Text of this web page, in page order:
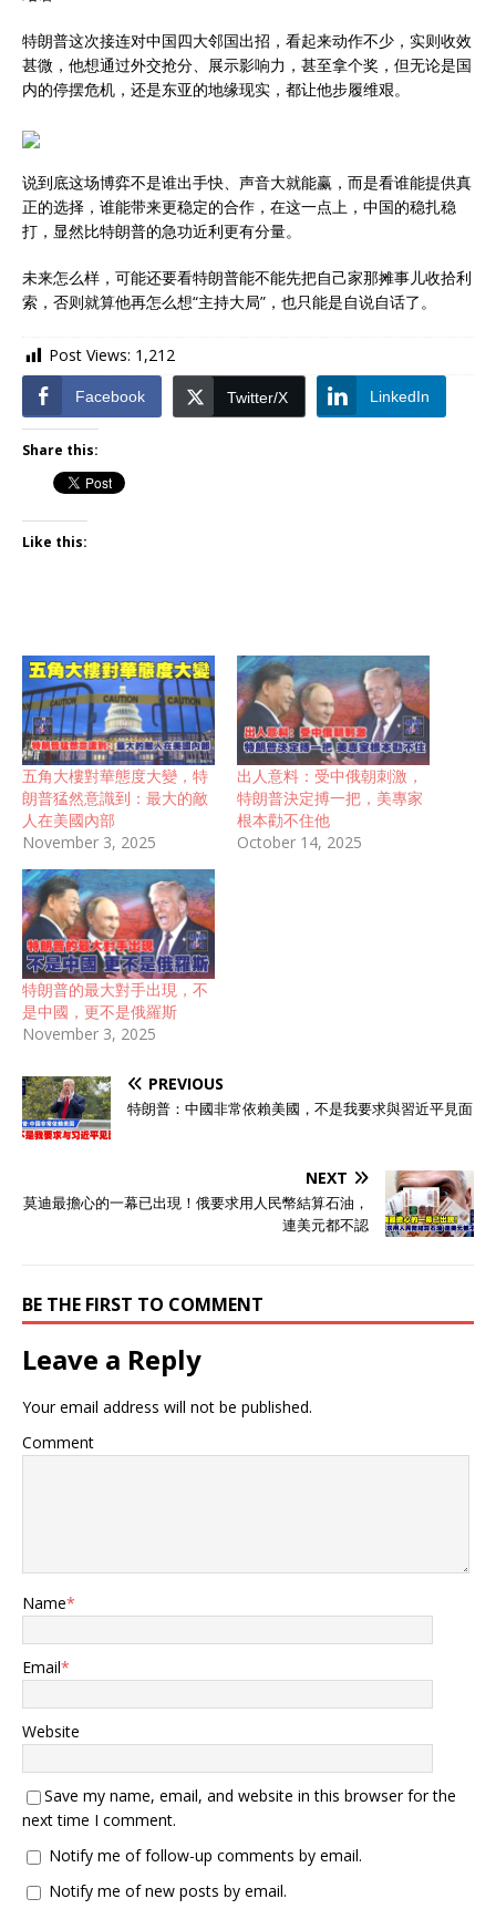
特朗普这次接连对中国四大邻国出招，看起来动作不少，实则收效
甚微，他想通过外交抢分、展示影响力，甚至拿个奖，但无论是国
内的停摆危机，还是东亚的地缘现实，都让他步履维艰。
说到底这场博弈不是谁出手快、声音大就能赢，而是看谁能提供真
正的选择，谁能带来更稳定的合作，在这一点上，中国的稳扎稳
打，显然比特朗普的急功近利更有分量。
未来怎么样，可能还要看特朗普能不能先把自己家那摊事儿收拾利
索，否则就算他再怎么想“主持大局”，也只能是自说自话了。
Post Views: 1,212
Facebook Twitter/X LinkedIn
Share this:
Like this:
五角大樓對華態度大變，特
朗普猛然意識到：最大的敵
人在美國內部
November 3, 2025
出人意料：受中俄朝刺激，
特朗普決定搏一把，美專家
根本勸不住他
October 14, 2025
特朗普的最大對手出現，不
是中國，更不是俄羅斯
November 3, 2025
PREVIOUS
特朗普：中國非常依賴美國，不是我要求與習近平見面
NEXT
莫迪最擔心的一幕已出現！俄要求用人民幣結算石油，
連美元都不認
BE THE FIRST TO COMMENT
Leave a Reply
Your email address will not be published.
Comment
Name*
Email*
Website
Save my name, email, and website in this browser for the
next time I comment.
Notify me of follow-up comments by email.
Notify me of new posts by email.